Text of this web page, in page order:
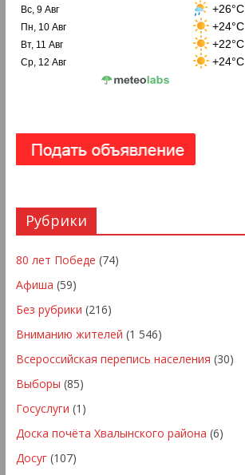
Вс, 9 Авг +26°C
Пн, 10 Авг +24°C
Вт, 11 Авг +22°C
Ср, 12 Авг +24°C
Рубрики
80 лет Победе (74)
Афиша (59)
Без рубрики (216)
Вниманию жителей (1 546)
Всероссийская перепись населения (30)
Выборы (85)
Госуслуги (1)
Доска почёта Хвалынского района (6)
Досуг(107)